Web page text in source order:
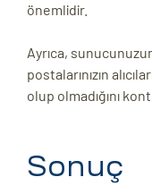
önemlidir.
Ayrıca,
postalarınızın
olup olmadığını
Sonuç